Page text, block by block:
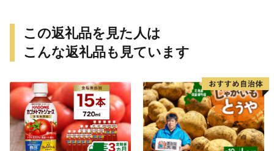
この返礼品を見た人は
こんな返礼品も見ています